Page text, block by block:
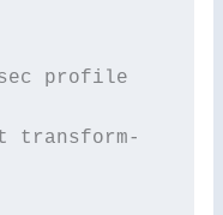
profile
transform-